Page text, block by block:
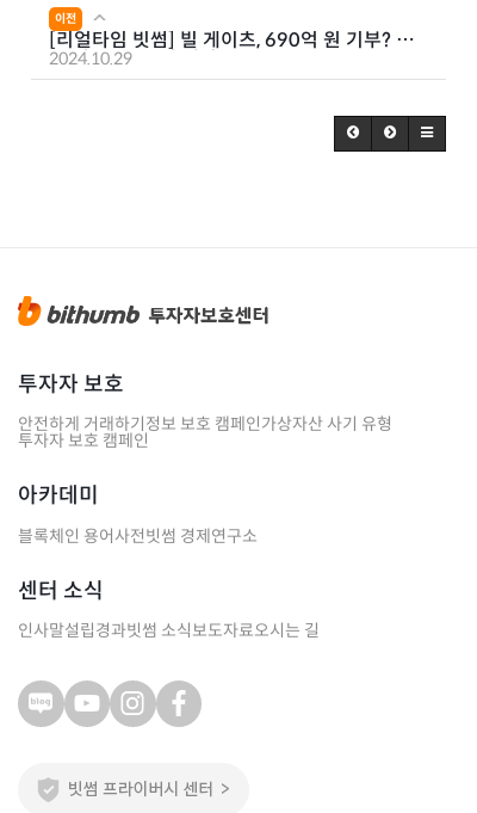
이전
[리얼타임 빗썸] 빌 게이츠, 690억 원 기부? 일
론 머스크 VS 빌 게이츠
2024.10.29
투자자 보호
안전하게 거래하기정보 보호 캠페인가상자산 사기 유형
투자자 보호 캠페인
아카데미
블록체인 용어사전빗썸 경제연구소
센터 소식
인사말설립경과빗썸 소식보도자료오시는 길